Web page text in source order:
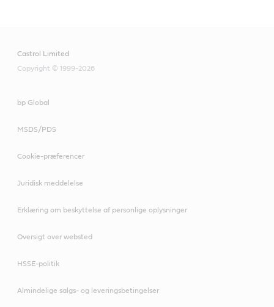
Castrol Limited
Copyright © 1999-2026
bp Global
MSDS/PDS
Cookie-præferencer
Juridisk meddelelse
Erklæring om beskyttelse af personlige oplysninger
Oversigt over websted
HSSE-politik
Almindelige salgs- og leveringsbetingelser